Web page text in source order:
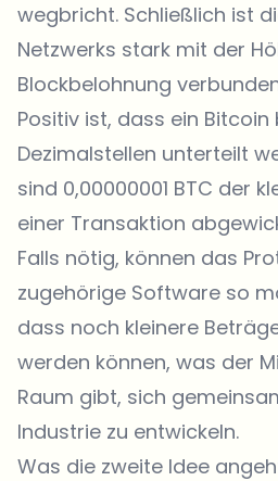
wegbricht. Schließlich ist
Netzwerks stark mit der
Blockbelohnung
Positiv ist, dass ein Bitcoin
Dezimalstellen unterteilt
sind 0,00000001 BTC der
einer Transaktion
Falls nötig, können das
zugehörige Software so
dass noch kleinere
werden können, was der
Raum gibt, sich
Industrie zu entwickeln.
Was die zweite Idee